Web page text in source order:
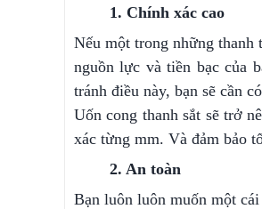
1. Chính xác cao
Nếu một trong những
nguồn lực và tiền bạc của
tránh điều này, bạn sẽ cần
Uốn cong thanh sắt sẽ trở
xác từng mm. Và đảm bảo
2. An toàn
Bạn luôn luôn muốn một